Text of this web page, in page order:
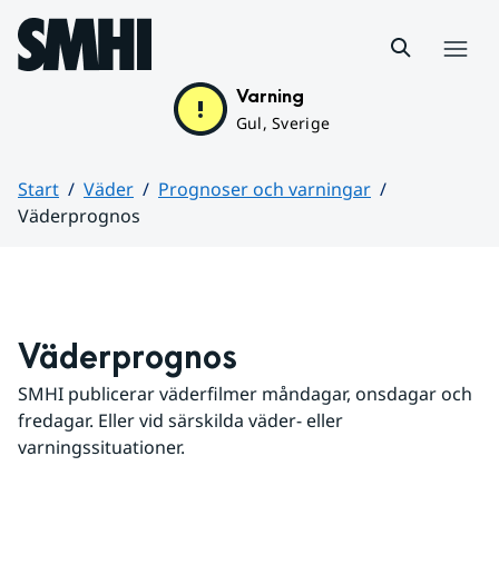
Hoppa till sidans innehåll
Varning
Gul, Sverige
Start Väder
Prognoser och varningar
Väderprognos
Väderprognos
SMHI publicerar väderfilmer måndagar, onsdagar och
fredagar. Eller vid särskilda väder- eller
varningssituationer.